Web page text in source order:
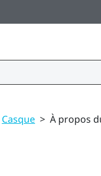
Casque > À propos